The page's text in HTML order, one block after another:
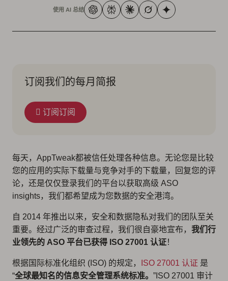
使用 AI 总结
订阅我们的每月简报
订阅订阅
每天，AppTweak都被信任处理各种信息。无论您是比较
您的应用的实际下载量与竞争对手的下载量，回复您的评
论，还是仅仅登录我们的平台以获取高级 ASO
insights，我们都希望成为您数据的安全港湾。
自 2014 年推出以来，安全和数据隐私对我们的团队至关
重要。经过广泛的审查过程，我们很自豪地宣布， 我们行
业领先的 ASO 平台已获得 ISO 27001 认证！
根据国际标准化组织 (ISO) 的规定， ISO 27001 认证 是
“全球最知名的信息安全管理系统标准。 ”ISO 27001 审计